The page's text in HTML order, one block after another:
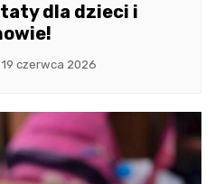
dla dzieci i
19 czerwca 2026